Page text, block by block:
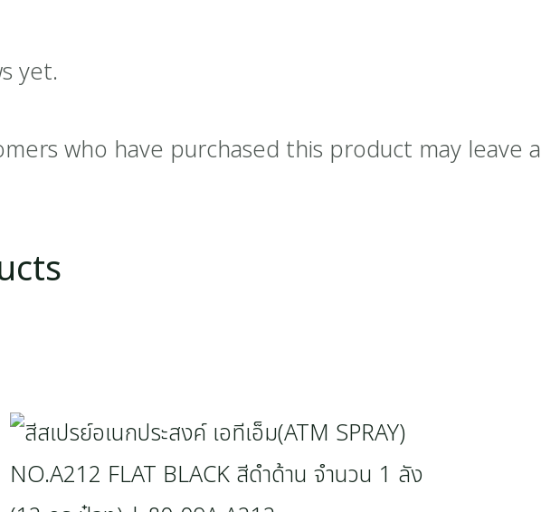
yet.
who have purchased this product may leave a